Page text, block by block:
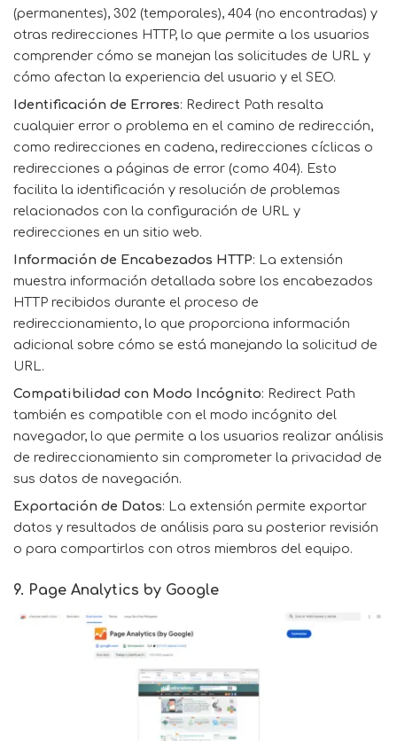
(permanentes), 302 (temporales), 404 (no encontradas) y
otras redirecciones HTTP, lo que permite a los usuarios
comprender cómo se manejan las solicitudes de URL y
cómo afectan la experiencia del usuario y el SEO.
Identificación de Errores: Redirect Path resalta
cualquier error o problema en el camino de redirección,
como redirecciones en cadena, redirecciones cíclicas o
redirecciones a páginas de error (como 404). Esto
facilita la identificación y resolución de problemas
relacionados con la configuración de URL y
redirecciones en un sitio web.
Información de Encabezados HTTP: La extensión
muestra información detallada sobre los encabezados
HTTP recibidos durante el proceso de
redireccionamiento, lo que proporciona información
adicional sobre cómo se está manejando la solicitud de
URL.
Compatibilidad con Modo Incógnito: Redirect Path
también es compatible con el modo incógnito del
navegador, lo que permite a los usuarios realizar análisis
de redireccionamiento sin comprometer la privacidad de
sus datos de navegación.
Exportación de Datos: La extensión permite exportar
datos y resultados de análisis para su posterior revisión
o para compartirlos con otros miembros del equipo.
9. Page Analytics by Google